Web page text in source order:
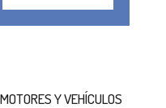
Y VEHÍCULOS